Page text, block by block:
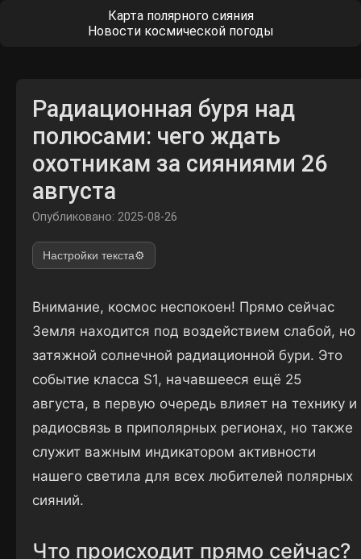
Карта полярного сияния
Новости космической погоды
Радиационная буря над
полюсами: чего ждать
охотникам за сияниями 26
августа
Опубликовано: 2025-08-26
Настройки текста⚙️
Внимание, космос неспокоен! Прямо сейчас
Земля находится под воздействием слабой, но
затяжной солнечной радиационной бури. Это
событие класса S1, начавшееся ещё 25
августа, в первую очередь влияет на технику и
радиосвязь в приполярных регионах, но также
служит важным индикатором активности
нашего светила для всех любителей полярных
сияний.
Что происходит прямо сейчас?